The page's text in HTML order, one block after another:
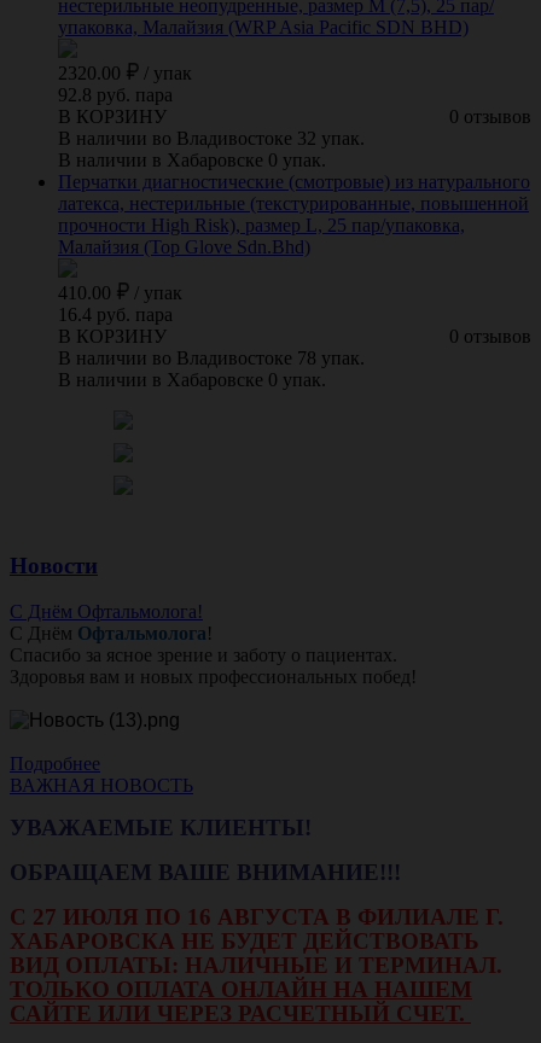
нестерильные неопудренные, размер M (7,5), 25 пар/
упаковка, Малайзия (WRP Asia Pacific SDN BHD)
2320.00 / упак
92.8 руб. пара
0 отзывов
В КОРЗИНУ
В наличии во Владивостоке 32 упак.
В наличии в Хабаровске 0 упак.
Перчатки диагностические (смотровые) из натурального
латекса, нестерильные (текстурированные, повышенной
прочности High Risk), размер L, 25 пар/упаковка,
Малайзия (Top Glove Sdn.Bhd)
410.00 / упак
16.4 руб. пара
0 отзывов
В КОРЗИНУ
В наличии во Владивостоке 78 упак.
В наличии в Хабаровске 0 упак.
Новости
С Днём Офтальмолога!
С Днём Офтальмолога!
Спасибо за ясное зрение и заботу о пациентах.
Здоровья вам и новых профессиональных побед!
Подробнее
ВАЖНАЯ НОВОСТЬ
УВАЖАЕМЫЕ КЛИЕНТЫ!
ОБРАЩАЕМ ВАШЕ ВНИМАНИЕ!!!
С 27 ИЮЛЯ ПО 16 АВГУСТА В ФИЛИАЛЕ Г.
ХАБАРОВСКА НЕ БУДЕТ ДЕЙСТВОВАТЬ
ВИД ОПЛАТЫ: НАЛИЧНЫЕ И ТЕРМИНАЛ.
ТОЛЬКО ОПЛАТА ОНЛАЙН НА НАШЕМ
САЙТЕ ИЛИ ЧЕРЕЗ РАСЧЕТНЫЙ СЧЕТ.